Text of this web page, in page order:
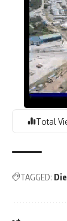
Total
TAGGED: